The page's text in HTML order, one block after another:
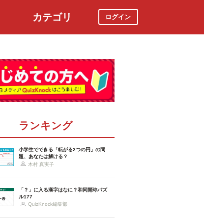
カテゴリ ログイン
ランキング
小学生でできる「転がる2つの円」の問
題、あなたは解ける？
木村 真実子
「？」に入る漢字はなに？和同開珎パズ
ル177
QuizKnock編集部